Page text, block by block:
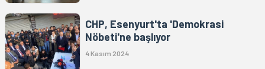
CHP, Esenyurt'ta 'Demokrasi
Nöbeti'ne başlıyor
4 Kasım 2024